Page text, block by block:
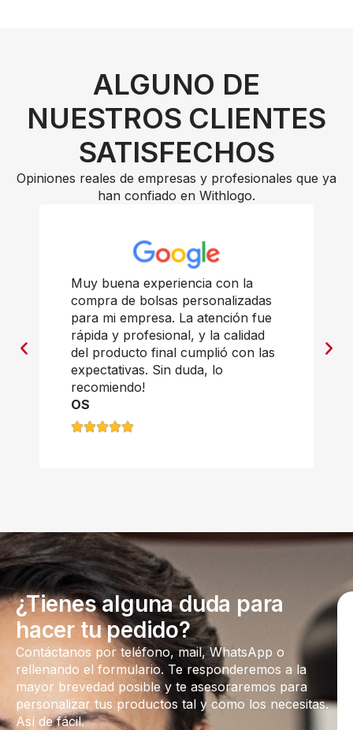
ALGUNO DE
NUESTROS CLIENTES
SATISFECHOS
Opiniones reales de empresas y profesionales que ya
han confiado en Withlogo.
Muy buena experiencia con la
compra de bolsas personalizadas
para mi empresa. La atención fue
rápida y profesional, y la calidad
del producto final cumplió con las
expectativas. Sin duda, lo
recomiendo!
OS
¿Tienes alguna duda para
hacer tu pedido?
Contáctanos por teléfono, mail, WhatsApp o
rellenando el formulario. Te responderemos a la
mayor brevedad posible y te asesoraremos para
personalizar tus productos tal y como los necesitas.
Así de fácil.